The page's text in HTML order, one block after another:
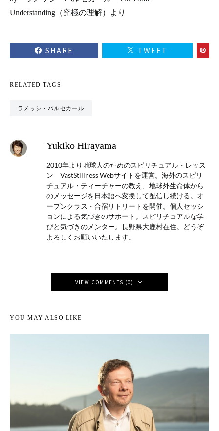
Understanding（究極の理解）より
SHARE TWEET
RELATED TAGS
ラメッシ・バルセカール
Yukiko Hirayama
2010年より地球人のためのスピリチュアル・レッス
ン VastStillness Webサイトを運営。海外のスピリ
チュアル・ティーチャーの教え、地球外生命体から
のメッセージを日本語へ変換して配信し続ける。オ
ープンクラス・合宿リトリートを開催。個人セッシ
ョンによる気づきのサポート。スピリチュアルな学
びと気づきのメンター。長野県大鹿村在住。どうぞ
よろしくお願いいたします。
VIEW COMMENTS (0)
YOU MAY ALSO LIKE